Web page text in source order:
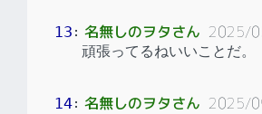
13 ： 名無しのヲタさん 2025/
頑張ってるねいいことだ。
14： 名無しのヲタさん 2025/